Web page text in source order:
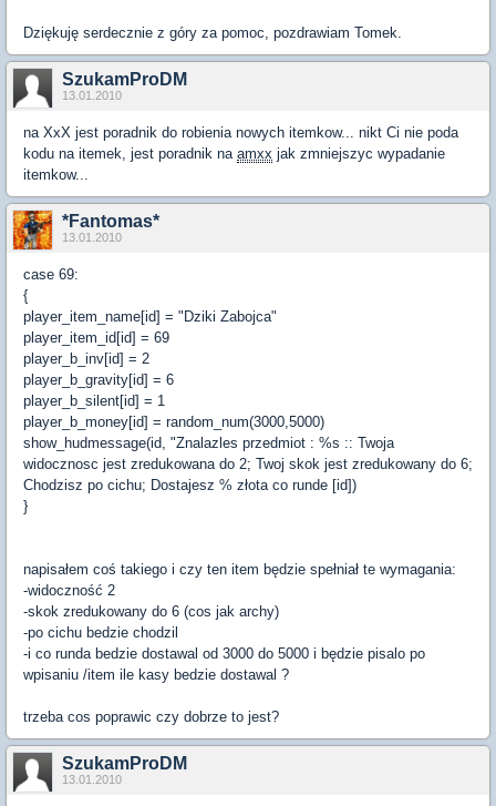
Dziękuję serdecznie z góry za pomoc, pozdrawiam Tomek.
SzukamProDM
13.01.2010
na XxX jest poradnik do robienia nowych itemkow... nikt Ci nie poda
kodu na itemek, jest poradnik na amxx jak zmniejszyc wypadanie
itemkow...
*Fantomas*
13.01.2010
case 69:
{
player_item_name[id] = "Dziki Zabojca"
player_item_id[id] = 69
player_b_inv[id] = 2
player_b_gravity[id] = 6
player_b_silent[id] = 1
player_b_money[id] = random_num(3000,5000)
show_hudmessage(id, "Znalazles przedmiot : %s :: Twoja
widocznosc jest zredukowana do 2; Twoj skok jest zredukowany do 6;
Chodzisz po cichu; Dostajesz % złota co runde [id])
}
napisałem coś takiego i czy ten item będzie spełniał te wymagania:
-widoczność 2
-skok zredukowany do 6 (cos jak archy)
-po cichu bedzie chodzil
-i co runda bedzie dostawal od 3000 do 5000 i będzie pisalo po
wpisaniu /item ile kasy bedzie dostawal ?
trzeba cos poprawic czy dobrze to jest?
SzukamProDM
13.01.2010